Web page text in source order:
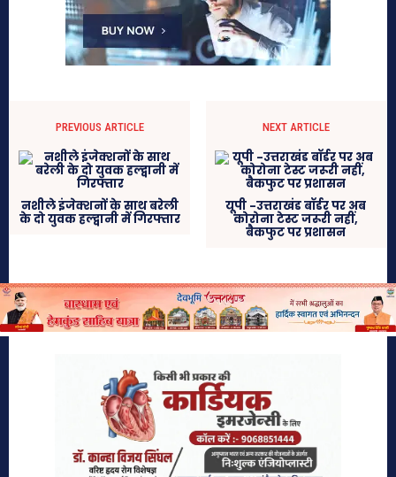
PREVIOUS ARTICLE
नशीले इंजेक्शनों के साथ बरेली
के दो युवक हल्द्वानी में गिरफ्तार
NEXT ARTICLE
यूपी -उत्तराखंड बॉर्डर पर अब
कोरोना टेस्ट जरूरी नहीं,
बैकफुट पर प्रशासन